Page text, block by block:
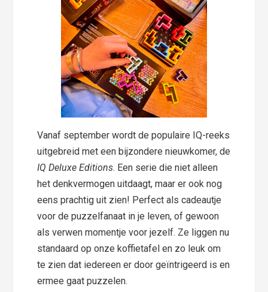
Vanaf september wordt de populaire IQ-reeks
uitgebreid met een bijzondere nieuwkomer, de
IQ Deluxe Editions. Een serie die niet alleen
het denkvermogen uitdaagt, maar er ook nog
eens prachtig uit zien! Perfect als cadeautje
voor de puzzelfanaat in je leven, of gewoon
als verwen momentje voor jezelf. Ze liggen nu
standaard op onze koffietafel en zo leuk om
te zien dat iedereen er door geïntrigeerd is en
ermee gaat puzzelen.